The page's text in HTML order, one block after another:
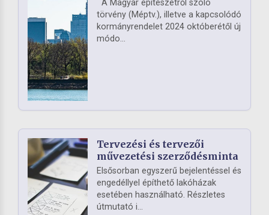
A Magyar építészetről szóló
törvény (Méptv.), illetve a kapcsolódó
kormányrendelet 2024 októberétől új
módo...
Tervezési és tervezői
művezetési szerződésminta
Elsősorban egyszerű bejelentéssel és
engedéllyel építhető lakóházak
esetében használható. Részletes
útmutató i...